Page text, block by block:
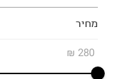
מחיר
280
₪